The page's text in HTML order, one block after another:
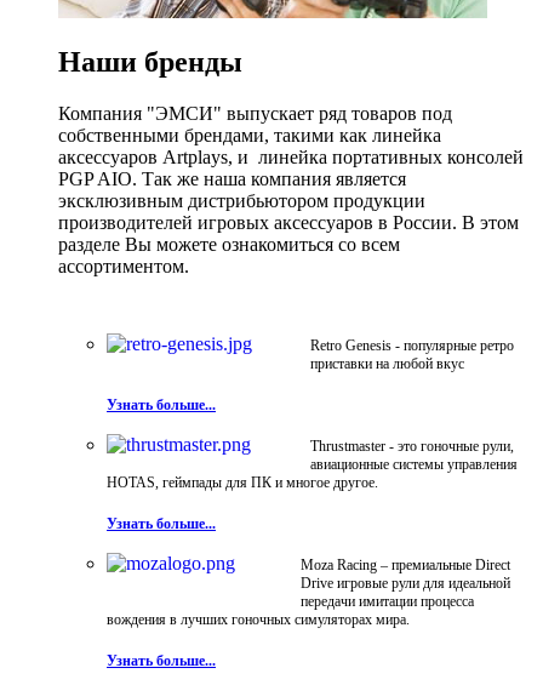
Наши бренды
Компания "ЭМСИ" выпускает ряд товаров под
собственными брендами, такими как линейка
аксессуаров Artplays, и линейка портативных консолей
PGP AIO. Так же наша компания является
эксклюзивным дистрибьютором продукции
производителей игровых аксессуаров в России. В этом
разделе Вы можете ознакомиться со всем
ассортиментом.
Retro Genesis - популярные ретро
приставки на любой вкус
Узнать больше...
Thrustmaster - это гоночные рули,
авиационные системы управления
HOTAS, геймпады для ПК и многое другое.
Узнать больше...
Moza Racing – премиальные Direct
Drive игровые рули для идеальной
передачи имитации процесса
вождения в лучших гоночных симуляторах мира.
Узнать больше...